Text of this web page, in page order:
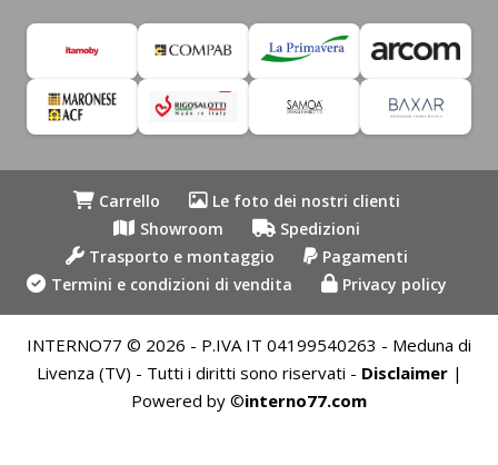
Carrello
Le foto dei nostri clienti
Showroom
Spedizioni
Trasporto e montaggio
Pagamenti
Termini e condizioni di vendita
Privacy policy
INTERNO77 © 2026 - P.IVA IT 04199540263 - Meduna di
Livenza (TV) - Tutti i diritti sono riservati - Disclaimer|
Powered by ©interno77.com